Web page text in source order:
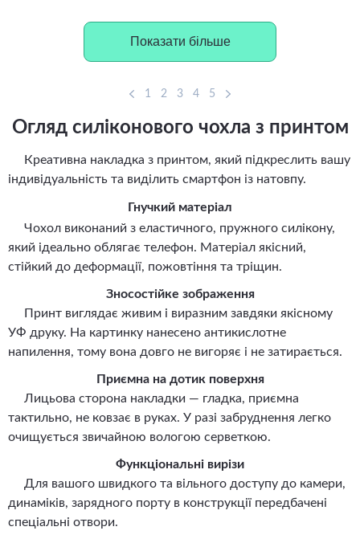
Показати більше
1 2 3 4 5
Огляд силіконового чохла з принтом
Креативна накладка з принтом, який підкреслить вашу
індивідуальність та виділить смартфон із натовпу.
Гнучкий матеріал
Чохол виконаний з еластичного, пружного силікону,
який ідеально облягає телефон. Матеріал якісний,
стійкий до деформації, пожовтіння та тріщин.
Зносостійке зображення
Принт виглядає живим і виразним завдяки якісному
УФ друку. На картинку нанесено антикислотне
напилення, тому вона довго не вигоряє і не затирається.
Приємна на дотик поверхня
Лицьова сторона накладки — гладка, приємна
тактильно, не ковзає в руках. У разі забруднення легко
очищується звичайною вологою серветкою.
Функціональні вирізи
Для вашого швидкого та вільного доступу до камери,
динаміків, зарядного порту в конструкції передбачені
спеціальні отвори.